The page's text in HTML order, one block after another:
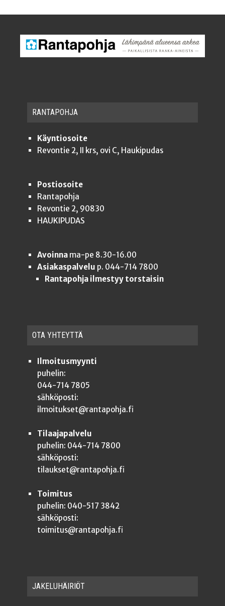
RAN­TA­POH­JA
Käyntiosoite
Revontie 2, II krs, ovi C, Haukipudas
Postiosoite
Rantapohja
Revontie 2, 90830
HAUKIPUDAS
Avoinnama-pe 8.30-16.00
Asiakaspalvelu p. 044-714 7800
Rantapohja ilmestyy torstaisin
OTA YHTEYT­TÄ
Ilmoitusmyynti
puhelin:
044-714 7805
sähköposti:
ilmoitukset@rantapohja.fi
Tilaajapalvelu
puhelin: 044-714 7800
sähköposti:
tilaukset@rantapohja.fi
Toimitus
puhelin: 040-517 3842
sähköposti:
toimitus@rantapohja.fi
JAKE­LU­HÄI­RIÖT